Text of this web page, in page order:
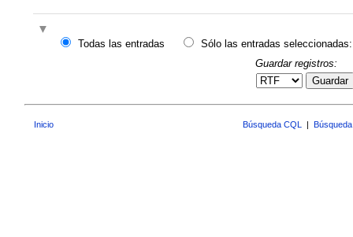
Todas las entradas
Sólo las entradas seleccionadas:
Guardar registros:
Guardar
Inicio Búsqueda CQL